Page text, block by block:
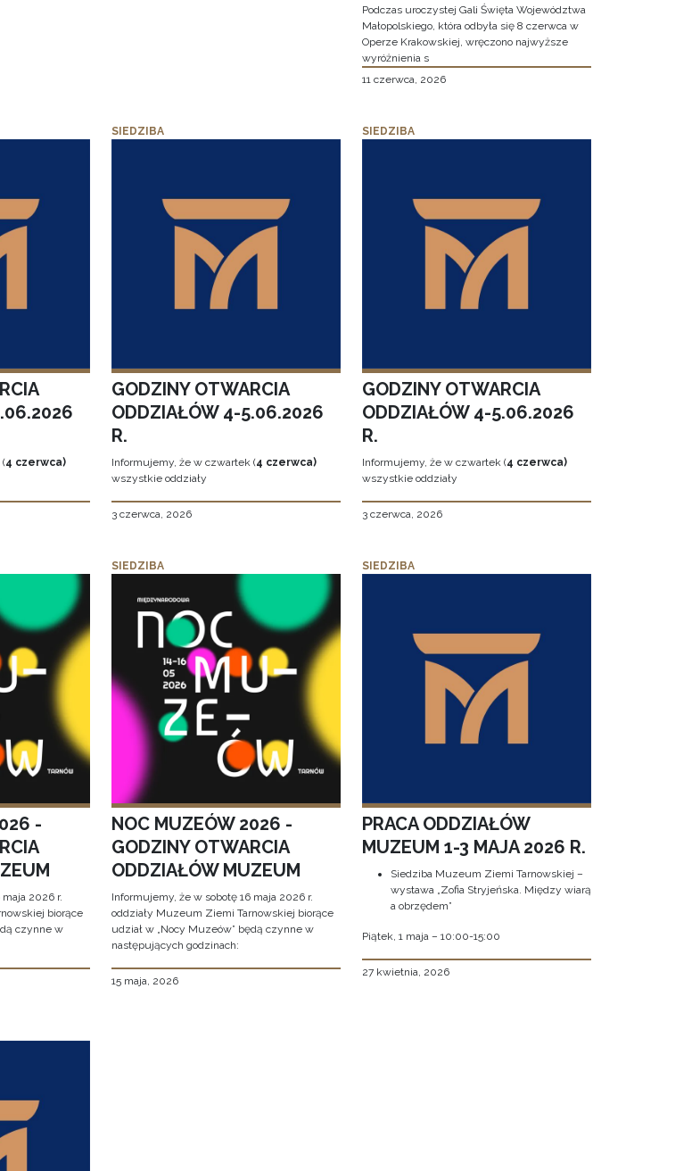
Podczas uroczystej Gali Święta Województwa
Małopolskiego, która odbyła się 8 czerwca w
Operze Krakowskiej, wręczono najwyższe
wyróżnienia s
11 czerwca, 2026
4 czerwca)
SIEDZIBA
GODZINY OTWARCIA
ODDZIAŁÓW 4-5.06.2026
R.
Informujemy, że w czwartek (4 czerwca)
wszystkie oddziały
3 czerwca, 2026
SIEDZIBA
GODZINY OTWARCIA
ODDZIAŁÓW 4-5.06.2026
R.
Informujemy, że w czwartek (4 czerwca)
wszystkie oddziały
3 czerwca, 2026
-
2026 r.
biorące
czynne w
SIEDZIBA
NOC MUZEÓW 2026 -
GODZINY OTWARCIA
ODDZIAŁÓW MUZEUM
Informujemy, że w sobotę 16 maja 2026 r.
oddziały Muzeum Ziemi Tarnowskiej biorące
udział w „Nocy Muzeów” będą czynne w
następujących godzinach:
15 maja, 2026
SIEDZIBA
PRACA ODDZIAŁÓW
MUZEUM 1-3 MAJA 2026 R.
Siedziba Muzeum Ziemi Tarnowskiej –
wystawa „Zofia Stryjeńska. Między wiarą
a obrzędem”
Piątek, 1 maja – 10:00-15:00
27 kwietnia, 2026